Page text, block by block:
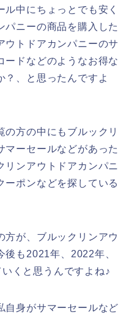
中にちょっとでも安く
パニーの商品を購入した
ウトドアカンパニーのサ
ードなどのようなお得な
？、と思ったんですよ
の方の中にもブルックリ
マーセールなどがあった
リンアウトドアカンパニ
ーポンなどを探している
方が、ブルックリンアウ
後も2021年、2022年、
くと思うんですよね♪
自身がサマーセールなど